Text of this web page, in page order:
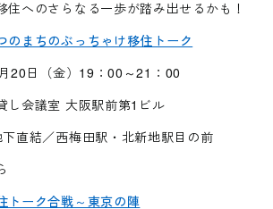
住へのさらなる一歩が踏み出せるかも！
のまちのぶっちゃけ移住トーク
20日（金）19：00～21：00
し会議室 大阪駅前第1ビル
／西梅田駅・北新地駅目の前
トーク合戦～東京の陣